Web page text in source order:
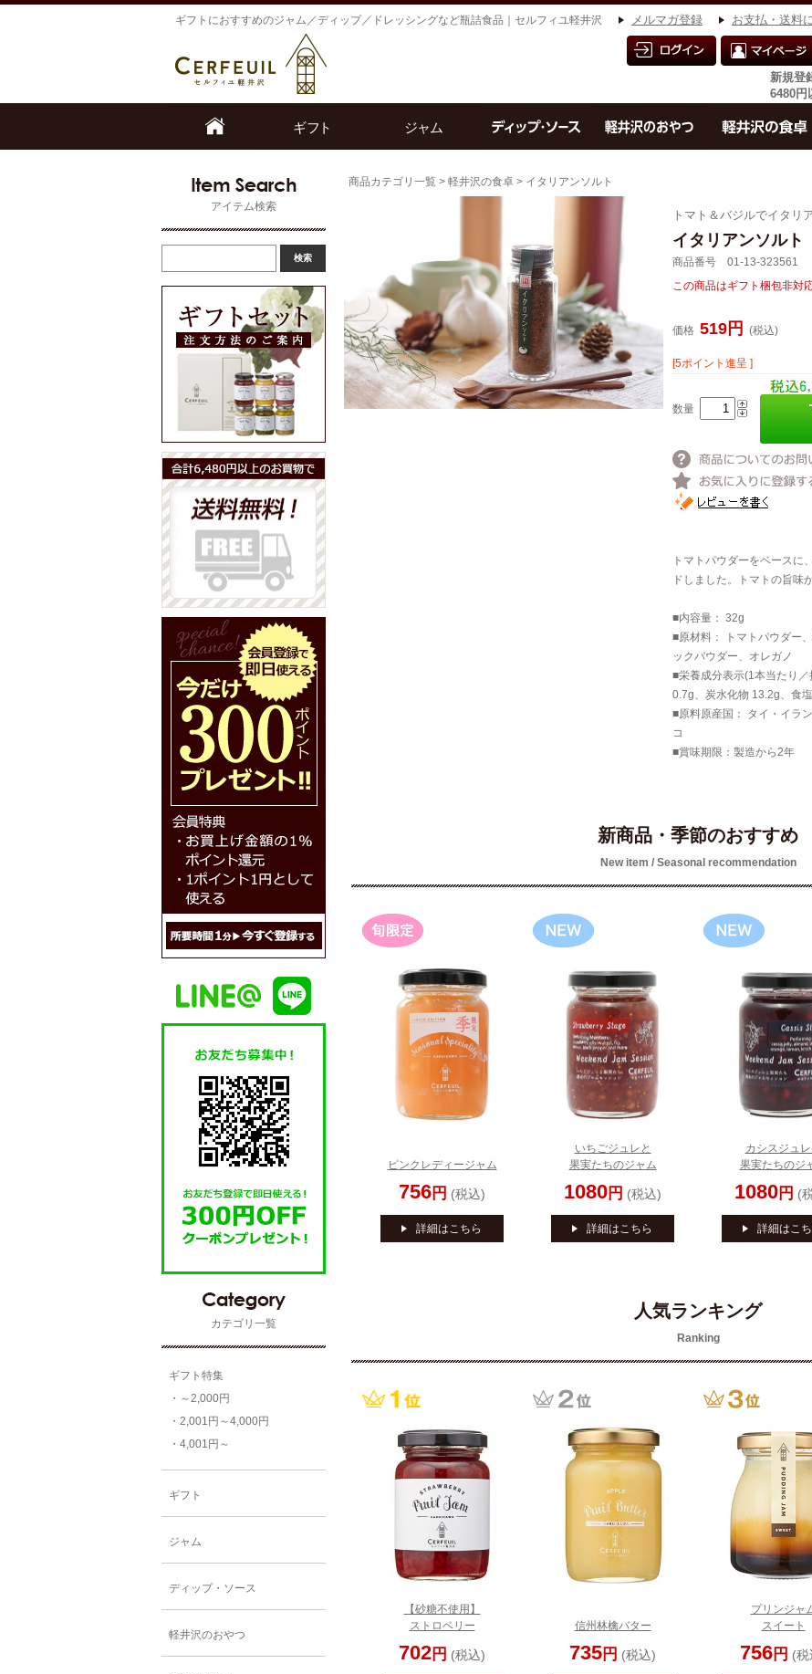
ギフトにおすすめのジャム／ディップ／ドレッシングなど瓶詰食品｜セルフィユ軽井沢 お支払・送料
メルマガ登録
新規登
6480円
アイテム検索
カテゴリ一覧
ギフト特集
・～2,000円
・2,001円～4,000円
・4,001円～
ギフト
ジャム
ディップ・ソース
軽井沢のおやつ
商品カテゴリ一覧 > 軽井沢の食卓 > イタリアンソルト
トマト＆バジルでイタリ
イタリアンソルト
商品番号 01-13-323561
この商品はギフト梱包非対
価格 519円 (税込)
[5ポイント進呈 ]
数量
トマトパウダーをベースに
ドしました。トマトの旨味
■内容量： 32g
■原材料： トマトパウダー
ックパウダー、オレガノ
■栄養成分表示(1本当たり
0.7g、炭水化物 13.2g、食
■原料原産国： タイ・イラ
コ
■賞味期限：製造から2年